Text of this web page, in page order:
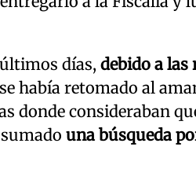
días, debido a las
había retomado al
donde consideraban
una búsqueda